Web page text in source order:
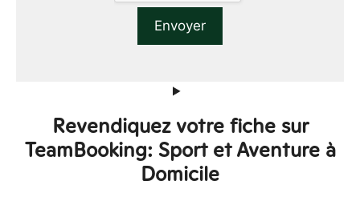
Revendiquez votre fiche sur
TeamBooking: Sport et Aventure à
Domicile